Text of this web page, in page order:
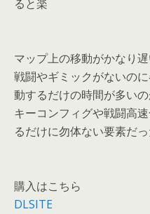
ると楽
マップ上の移動がかなり
戦闘やギミックがないの
動するだけの時間が多い
キーコンフィグや戦闘高
るだけに勿体ない要素だ
購入はこちら
DLSITE